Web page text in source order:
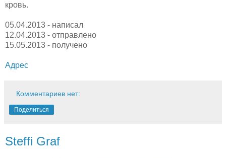
кровь.
05.04.2013 - написал
12.04.2013 - отправлено
15.05.2013 - получено
Адрес
Комментариев нет:
Поделиться
Steffi Graf